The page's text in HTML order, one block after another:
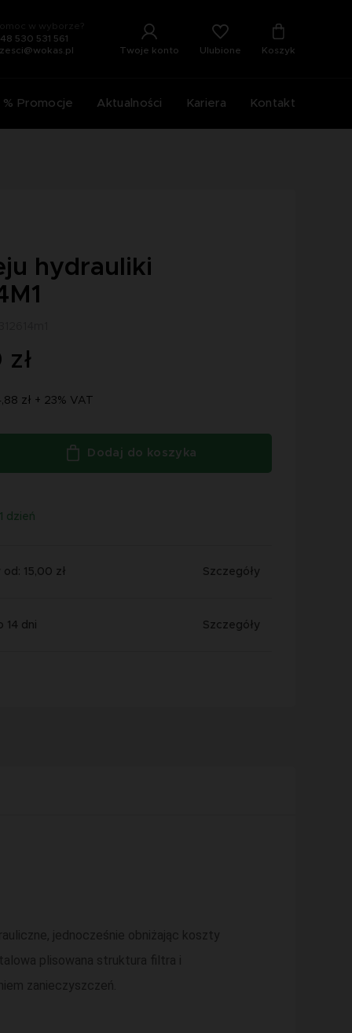
w wyborze?
530 531 561
Twoje konto Ulubione Koszyk
% Promocje Aktualności Kariera Kontakt
hydrauliki
zł + 23% VAT
Dodaj do koszyka
1 dzień
15,00 zł Szczegóły
14 dni Szczegóły
jednocześnie obniżając koszty
plisowana struktura filtra i
zanieczyszczeń.